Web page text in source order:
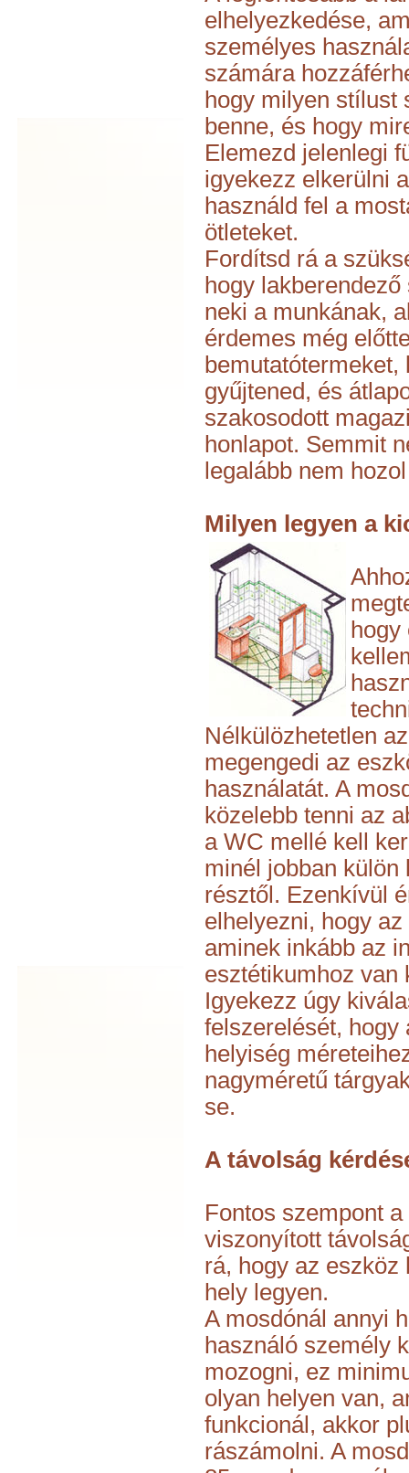
elhelyezkedése,
személyes
számára
hogy milyen stílust
benne, és hogy
Elemezd jelenlegi
igyekezz elkerülni
használd fel a
ötleteket.
Fordítsd rá a
hogy
neki a munkának,
érdemes még
gyűjtened, és
szakosodott
honlapot. Semmit
legalább nem
Milyen legyen a
Nélkülözhetetlen
megengedi az
használatát. A
közelebb tenni az
a WC mellé kell
minél jobban külön
résztől. Ezenkívül
elhelyezni, hogy
aminek inkább az
esztétikumhoz van
Igyekezz úgy
felszerelését, hogy
helyiség
nagyméretű
se.
A távolság
Fontos szempont
viszonyított
rá, hogy az eszköz
hely legyen.
A mosdónál annyi
használó személy
mozogni, ez
olyan helyen van,
funkcionál, akkor
rászámolni. A